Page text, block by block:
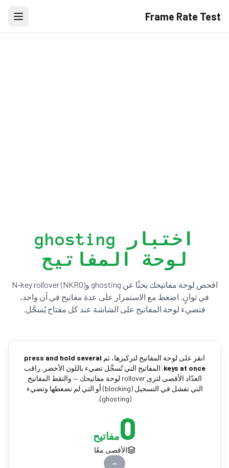
Frame Rate Test
اختبار ghosting
لوحة المفاتيح
افحص لوحة مفاتيحك بحثًا عن ghosting وN-key rollover (NKRO)
في ثوانٍ. اضغط مع الاستمرار على عدة مفاتيح في آن واحد،
فتضيء لوحة المفاتيح على الشاشة عند كل مفتاح يُسجَّل.
انقر على لوحة المفاتيح لتركيزها، ثم press and hold several
keys at once. المفاتيح التي تُسجَّل تضيء باللون الأخضر. راقب
العدّاد الأقصى لترى rollover لوحة مفاتيحك — والتقط المفاتيح
التي تفشل في التسجيل (blocking) أو التي لم تضغطها وتضيء
(ghosting).
0مفاتيح
الأقصى معًا
—